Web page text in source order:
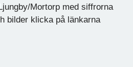
Mortorp med siffrorna
bilder klicka på länkarna